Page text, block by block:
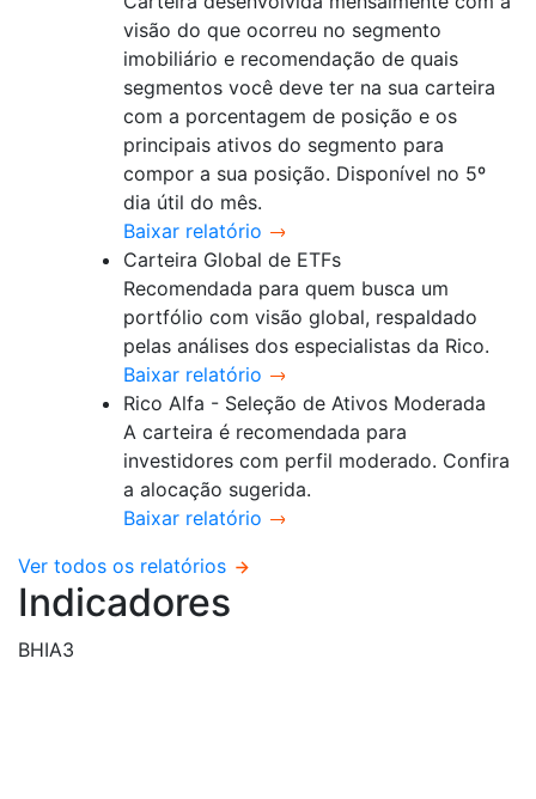
visão do que ocorreu no segmento
imobiliário e recomendação de quais
segmentos você deve ter na sua carteira
com a porcentagem de posição e os
principais ativos do segmento para
compor a sua posição. Disponível no 5º
dia útil do mês.
Baixar relatório
Carteira Global de ETFs
Recomendada para quem busca um
portfólio com visão global, respaldado
pelas análises dos especialistas da Rico.
Baixar relatório
Rico Alfa - Seleção de Ativos Moderada
A carteira é recomendada para
investidores com perfil moderado. Confira
a alocação sugerida.
Baixar relatório
Ver todos os relatórios
Indicadores
BHIA3